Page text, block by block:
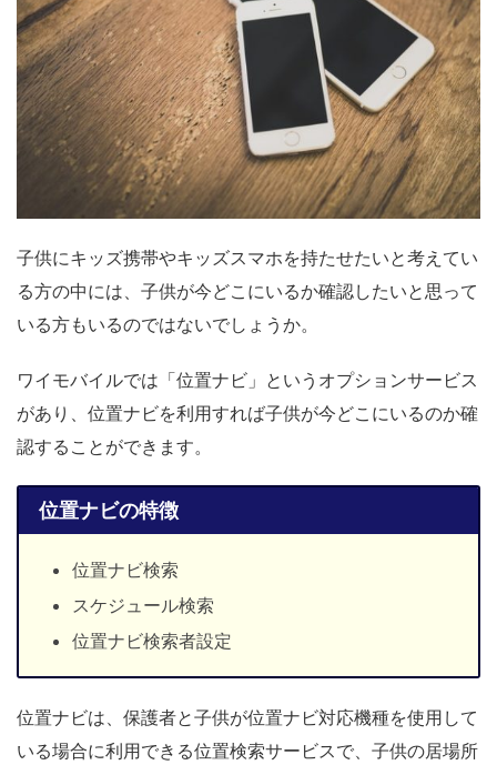
子供にキッズ携帯やキッズスマホを持たせたいと考えてい
る方の中には、子供が今どこにいるか確認したいと思って
いる方もいるのではないでしょうか。
ワイモバイルでは「位置ナビ」というオプションサービス
があり、位置ナビを利用すれば子供が今どこにいるのか確
認することができます。
位置ナビの特徴
位置ナビ検索
スケジュール検索
位置ナビ検索者設定
位置ナビは、保護者と子供が位置ナビ対応機種を使用して
いる場合に利用できる位置検索サービスで、子供の居場所